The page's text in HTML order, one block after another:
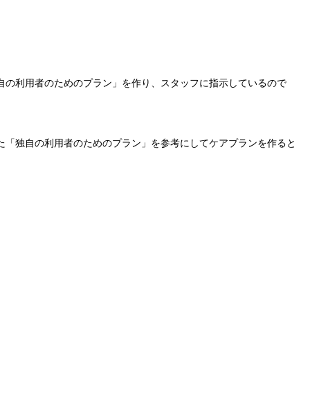
利用者のためのプラン」を作り、スタッフに指示しているので
独自の利用者のためのプラン」を参考にしてケアプランを作ると